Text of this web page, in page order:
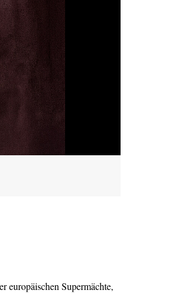
europäischen Supermächte,